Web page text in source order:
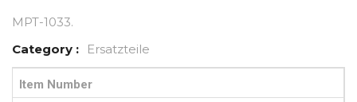
MPT-1033.
Category :
Ersatzteile
Item Number